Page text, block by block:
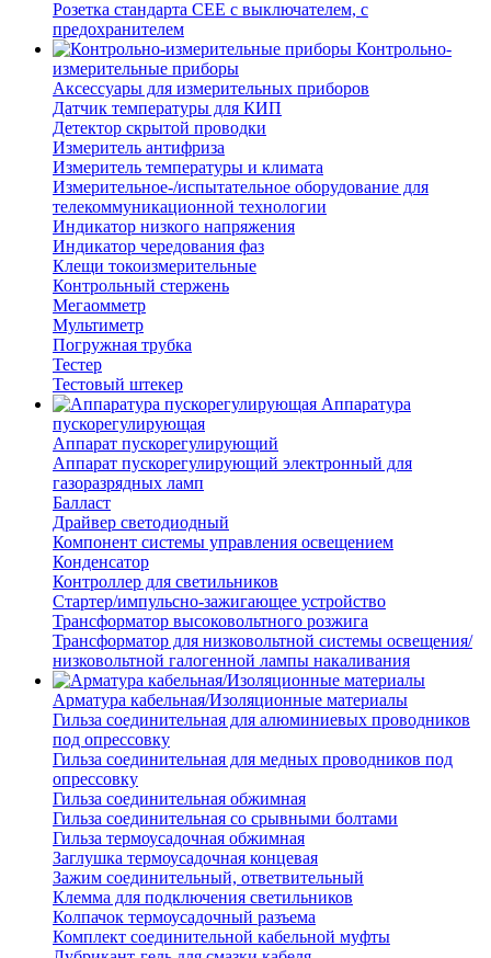
Розетка стандарта СЕЕ с выключателем, с
предохранителем
Контрольно-
измерительные приборы
Аксессуары для измерительных приборов
Датчик температуры для КИП
Детектор скрытой проводки
Измеритель антифриза
Измеритель температуры и климата
Измерительное-/испытательное оборудование для
телекоммуникационной технологии
Индикатор низкого напряжения
Индикатор чередования фаз
Клещи токоизмерительные
Контрольный стержень
Мегаомметр
Мультиметр
Погружная трубка
Тестер
Тестовый штекер
Аппаратура
пускорегулирующая
Аппарат пускорегулирующий
Аппарат пускорегулирующий электронный для
газоразрядных ламп
Балласт
Драйвер светодиодный
Компонент системы управления освещением
Конденсатор
Контроллер для светильников
Стартер/импульсно-зажигающее устройство
Трансформатор высоковольтного розжига
Трансформатор для низковольтной системы освещения/
низковольтной галогенной лампы накаливания
Арматура кабельная/Изоляционные материалы
Гильза соединительная для алюминиевых проводников
под опрессовку
Гильза соединительная для медных проводников под
опрессовку
Гильза соединительная обжимная
Гильза соединительная со срывными болтами
Гильза термоусадочная обжимная
Заглушка термоусадочная концевая
Зажим соединительный, ответвительный
Клемма для подключения светильников
Колпачок термоусадочный разъема
Комплект соединительной кабельной муфты